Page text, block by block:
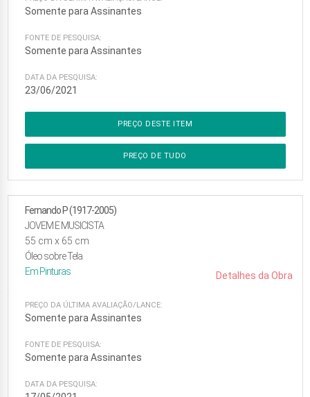
Somente para Assinantes
FONTE DE PESQUISA:
Somente para Assinantes
DATA DA PESQUISA:
23/06/2021
PREÇO DESTE ITEM
PREÇO DE TUDO
Fernando P (1917-2005)
JOVEM E MUSICISTA
55 cm x 65 cm
Óleo sobre Tela
Em Pinturas Detalhes da Obra
PREÇO DA ÚLTIMA AVALIAÇÃO/LANCE:
Somente para Assinantes
FONTE DE PESQUISA:
Somente para Assinantes
DATA DA PESQUISA: